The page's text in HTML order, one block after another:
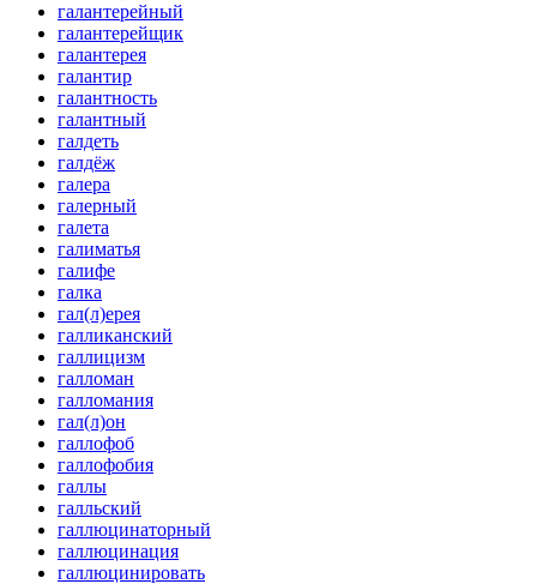
галантерейный
галантерейщик
галантерея
галантир
галантность
галантный
галдеть
галдёж
галера
галерный
галета
галиматья
галифе
галка
гал(л)ерея
галликанский
галлицизм
галломан
галломания
гал(л)он
галлофоб
галлофобия
галлы
галльский
галлюцинаторный
галлюцинация
галлюцинировать